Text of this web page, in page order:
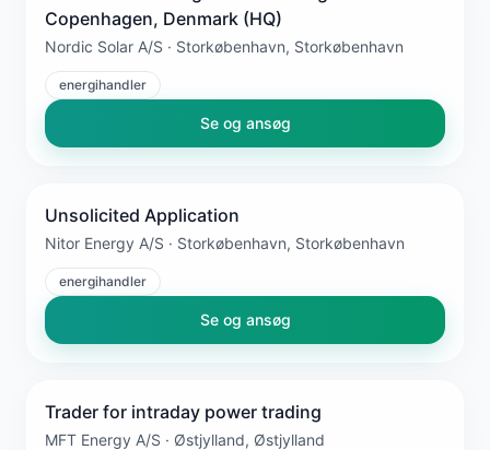
Copenhagen, Denmark (HQ)
Nordic Solar A/S · Storkøbenhavn, Storkøbenhavn
energihandler
Se og ansøg
Unsolicited Application
Nitor Energy A/S · Storkøbenhavn, Storkøbenhavn
energihandler
Se og ansøg
Trader for intraday power trading
MFT Energy A/S · Østjylland, Østjylland